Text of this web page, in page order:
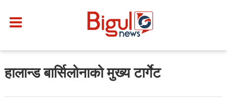
हालान्ड बार्सिलोनाको मुख्य टार्गेट